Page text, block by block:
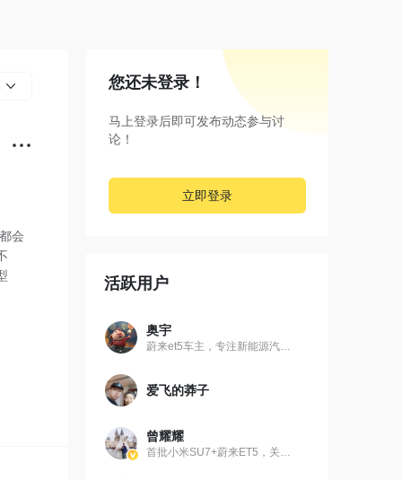
会
您还未登录！
马上登录后即可发布动态参与讨
论！
立即登录
活跃用户
奥宇
蔚来et5车主，专注新能源汽车的小伙子
爱飞的莽子
曾耀耀
首批小米SU7+蔚来ET5，关注智能座舱、辅助驾驶